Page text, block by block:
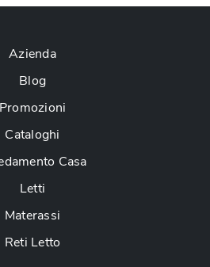
Azienda
Blog
Promozioni
Cataloghi
Casa
Letti
Materassi
Reti Letto